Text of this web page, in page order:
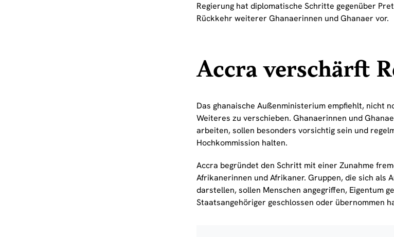
Regierung hat diplomatische Schritte gegenüber
Rückkehr weiterer Ghanaerinnen und Ghanaer vor.
Accra verschärft
Das ghanaische Außenministerium empfiehlt, nicht
Weiteres zu verschieben. Ghanaerinnen und
arbeiten, sollen besonders vorsichtig sein und
Hochkommission halten.
Accra begründet den Schritt mit einer Zunahme
Afrikanerinnen und Afrikaner. Gruppen, die sich als
darstellen, sollen Menschen angegriffen, Eigentum
Staatsangehöriger geschlossen oder übernommen